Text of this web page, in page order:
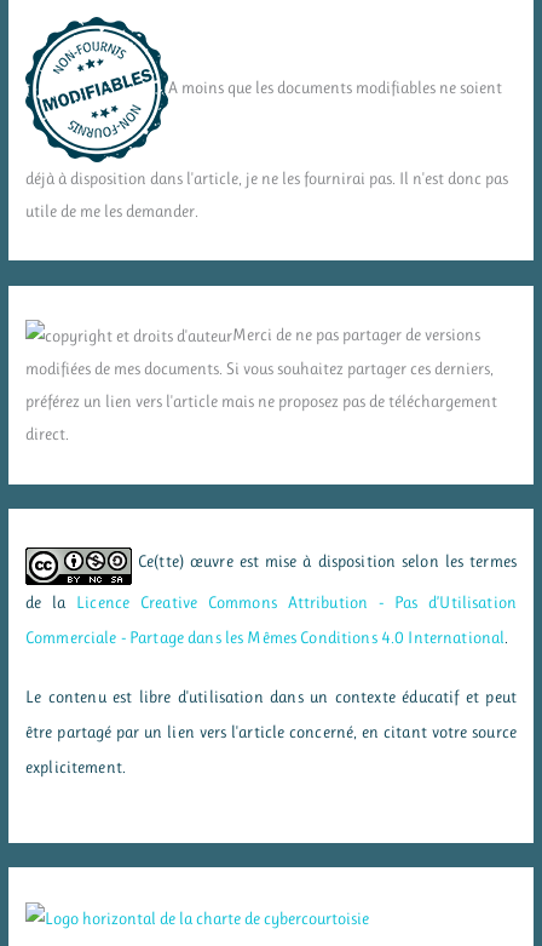
A moins que les documents modifiables ne soient
déjà à disposition dans l'article, je ne les fournirai pas. Il n'est donc pas
utile de me les demander.
Merci de ne pas partager de versions
modifiées de mes documents. Si vous souhaitez partager ces derniers,
préférez un lien vers l'article mais ne proposez pas de téléchargement
direct.
Ce(tte) œuvre est mise à disposition selon les termes
de la Licence Creative Commons Attribution - Pas d’Utilisation
Commerciale - Partage dans les Mêmes Conditions 4.0 International.
Le contenu est libre d'utilisation dans un contexte éducatif et peut
être partagé par un lien vers l'article concerné, en citant votre source
explicitement.